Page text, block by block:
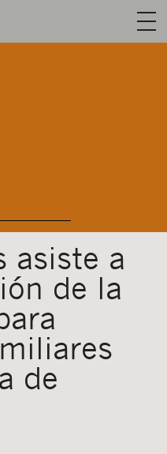
CONTACTO
ESPAÑOL
asiste a
de la
de